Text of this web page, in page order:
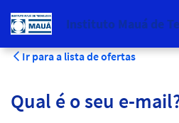
Instituto Mauá de
Ir para a lista de ofertas
Qual é o seu e-